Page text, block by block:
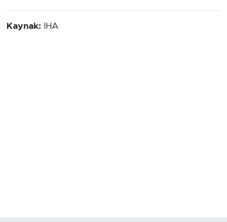
Kaynak: İHA